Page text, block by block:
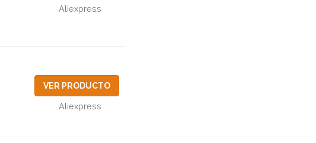
Aliexpress
VER PRODUCTO
Aliexpress